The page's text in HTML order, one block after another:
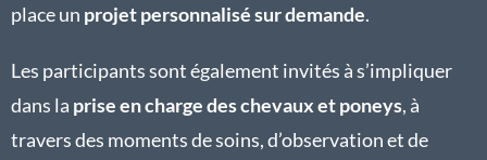
place un projet personnalisé sur demande.
Les participants sont également invités à s’impliquer
dans la prise en charge des chevaux et poneys, à
travers des moments de soins, d’observation et de